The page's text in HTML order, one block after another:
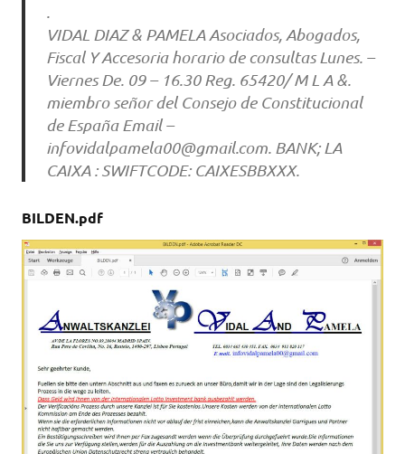
.
VIDAL DIAZ & PAMELA Asociados, Abogados,
Fiscal Y Accesoria horario de consultas Lunes. –
Viernes De. 09 – 16.30 Reg. 65420/ M L A &.
miembro señor del Consejo de Constitucional
de España Email –
infovidalpamela00@gmail.com. BANK; LA
CAIXA : SWIFTCODE: CAIXESBBXXX.
BILDEN.pdf